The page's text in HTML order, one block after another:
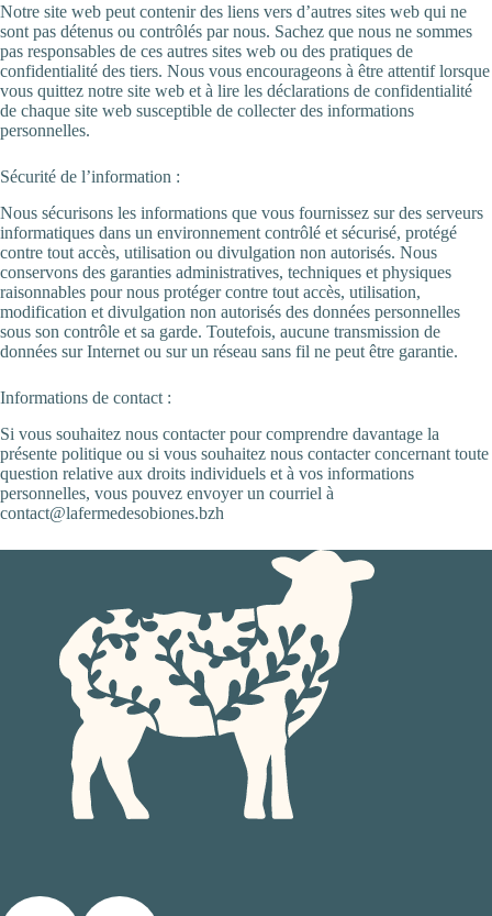
Notre site web peut contenir des liens vers d’autres sites web qui ne
sont pas détenus ou contrôlés par nous. Sachez que nous ne sommes
pas responsables de ces autres sites web ou des pratiques de
confidentialité des tiers. Nous vous encourageons à être attentif lorsque
vous quittez notre site web et à lire les déclarations de confidentialité
de chaque site web susceptible de collecter des informations
personnelles.
Sécurité de l’information :
Nous sécurisons les informations que vous fournissez sur des serveurs
informatiques dans un environnement contrôlé et sécurisé, protégé
contre tout accès, utilisation ou divulgation non autorisés. Nous
conservons des garanties administratives, techniques et physiques
raisonnables pour nous protéger contre tout accès, utilisation,
modification et divulgation non autorisés des données personnelles
sous son contrôle et sa garde. Toutefois, aucune transmission de
données sur Internet ou sur un réseau sans fil ne peut être garantie.
Informations de contact :
Si vous souhaitez nous contacter pour comprendre davantage la
présente politique ou si vous souhaitez nous contacter concernant toute
question relative aux droits individuels et à vos informations
personnelles, vous pouvez envoyer un courriel à
contact@lafermedesobiones.bzh